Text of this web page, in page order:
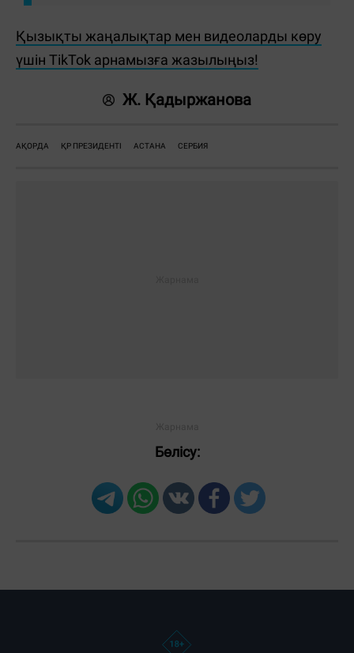
Қызықты жаңалықтар мен видеоларды көру
үшін TikTok арнамызға жазылыңыз!
Ж. Қадыржанова
АҚОРДА ҚР ПРЕЗИДЕНТІ АСТАНА СЕРБИЯ
Бөлісу: